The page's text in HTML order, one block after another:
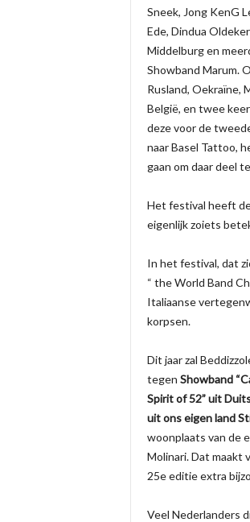
Sneek, Jong KenG
Ede, Dindua
Middelburg en
Showband Marum.
Rusland, Oekraïne,
België, en twee
deze voor de
naar Basel Tattoo,
gaan om daar deel
Het festival heeft de
eigenlijk zoiets
In het festival, dat
“ the World Band
Italiaanse
korpsen.
Dit jaar zal
tegen Showband
Spirit of 52” uit
uit ons eigen land
woonplaats van de
Molinari. Dat maakt
25e editie extra
Veel Nederlanders